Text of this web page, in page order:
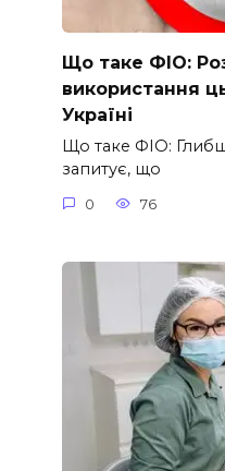
Що таке ФІО:
використання
Україні
Що таке ФІО:
запитує, що
0 76